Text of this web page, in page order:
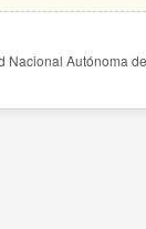
Nacional Autónoma